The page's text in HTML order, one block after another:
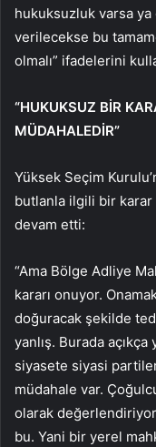
hukuksuzluk varsa
verilecekse bu
olmalı” ifadelerini
“HUKUKSUZ BİR
MÜDAHALEDİR”
Yüksek Seçim
butlanla ilgili bir
devam etti:
“Ama Bölge Adliye
kararı onuyor.
doğuracak şekilde
yanlış. Burada
siyasete siyasi
müdahale var.
olarak
bu. Yani bir yerel